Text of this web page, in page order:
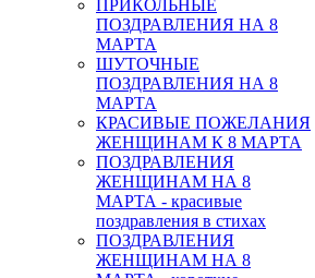
ПРИКОЛЬНЫЕ
ПОЗДРАВЛЕНИЯ НА 8
МАРТА
ШУТОЧНЫЕ
ПОЗДРАВЛЕНИЯ НА 8
МАРТА
КРАСИВЫЕ ПОЖЕЛАНИЯ
ЖЕНЩИНАМ К 8 МАРТА
ПОЗДРАВЛЕНИЯ
ЖЕНЩИНАМ НА 8
МАРТА - красивые
поздравления в стихах
ПОЗДРАВЛЕНИЯ
ЖЕНЩИНАМ НА 8